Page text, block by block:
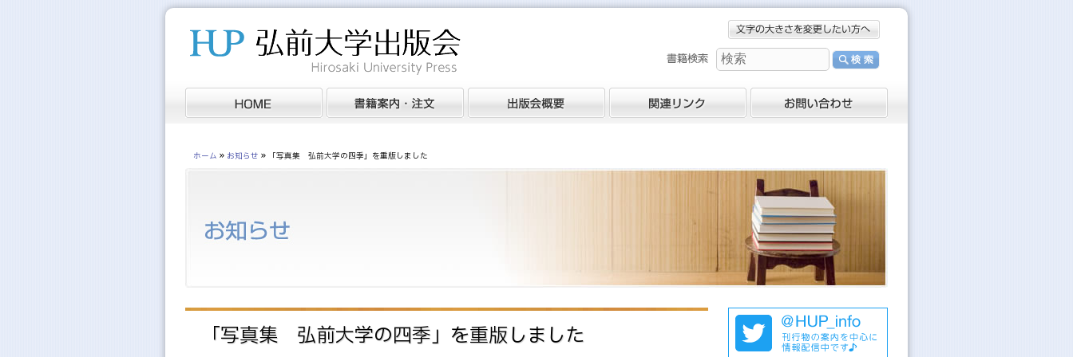
ホーム » お知らせ » 「写真集 弘前大学の四季」を重版しました
「写真集 弘前大学の四季」を重版しました